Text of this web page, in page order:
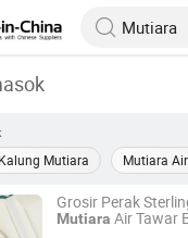
Kalung Mutiara Mutiara
Grosir Perak
Mutiara Air Tawar
AND EXPORT CO.,